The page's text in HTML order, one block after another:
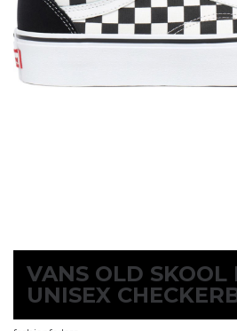
VANS OLD SKOOL
UNISEX